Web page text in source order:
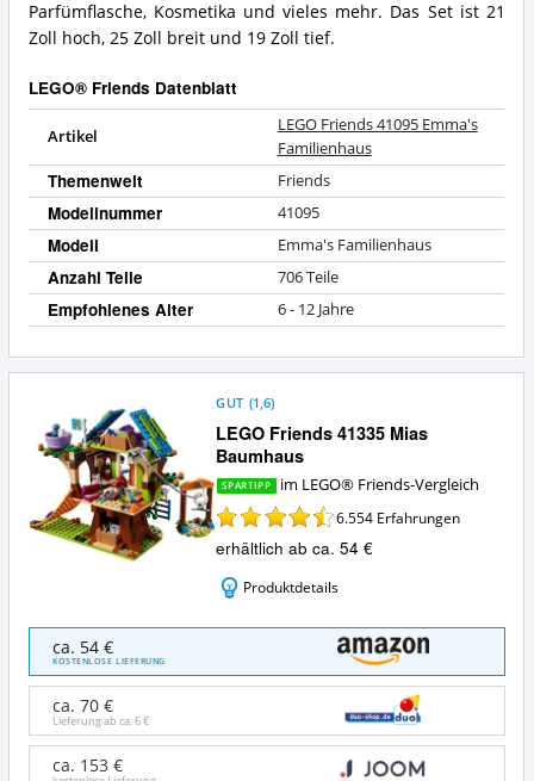
Parfümflasche, Kosmetika und vieles mehr. Das Set ist 21
Zoll hoch, 25 Zoll breit und 19 Zoll tief.
LEGO® Friends Datenblatt
Artikel
LEGO Friends 41095 Emma's
Familienhaus
Themenwelt Friends
Modellnummer 41095
Modell Emma's Familienhaus
Anzahl Teile 706 Teile
Empfohlenes Alter 6 - 12 Jahre
LEGO Friends 41335 Mias
Baumhaus
GUT (1,6)
SPARTIPP im LEGO® Friends-Vergleich
6.554 Erfahrungen
erhältlich ab ca. 54 €
Produktdetails
Friends
41335
Mias
Baumhaus
Angebote:
ca. 54 €
KOSTENLOSE LIEFERUNG
ca. 70 €
Lieferung ab ca.6 €
ca. 153 €